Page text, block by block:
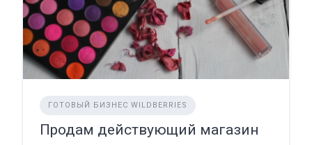
ГОТОВЫЙ БИЗНЕС WILDBERRIES
Продам действующий магазин